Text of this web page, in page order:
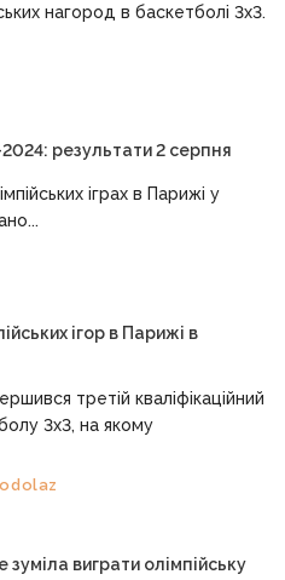
нагород в баскетболі 3х3.
результати 2 серпня
іграх в Парижі у
ігор в Парижі в
третій кваліфікаційний
3х3, на якому
виграти олімпійську